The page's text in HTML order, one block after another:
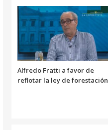
Alfredo Fratti a favor de
reflotar la ley de forestación